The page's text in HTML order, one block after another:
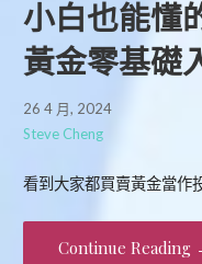
小白也能懂
黃金零基礎
26 4 月, 2024
Steve Cheng
看到大家都買賣黃金當作
Continue Reading